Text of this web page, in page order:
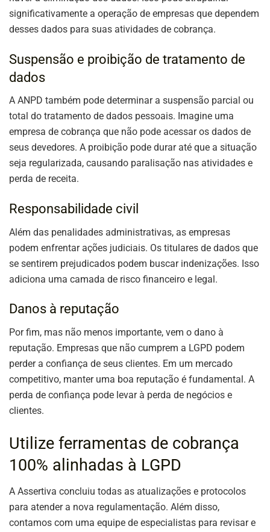
significativamente a operação de empresas que dependem
desses dados para suas atividades de cobrança.
Suspensão e proibição de tratamento de
dados
A ANPD também pode determinar a suspensão parcial ou
total do tratamento de dados pessoais. Imagine uma
empresa de cobrança que não pode acessar os dados de
seus devedores. A proibição pode durar até que a situação
seja regularizada, causando paralisação nas atividades e
perda de receita.
Responsabilidade civil
Além das penalidades administrativas, as empresas
podem enfrentar ações judiciais. Os titulares de dados que
se sentirem prejudicados podem buscar indenizações. Isso
adiciona uma camada de risco financeiro e legal.
Danos à reputação
Por fim, mas não menos importante, vem o dano à
reputação. Empresas que não cumprem a LGPD podem
perder a confiança de seus clientes. Em um mercado
competitivo, manter uma boa reputação é fundamental. A
perda de confiança pode levar à perda de negócios e
clientes.
Utilize ferramentas de cobrança
100% alinhadas à LGPD
A Assertiva concluiu todas as atualizações e protocolos
para atender a nova regulamentação. Além disso,
contamos com uma equipe de especialistas para revisar e